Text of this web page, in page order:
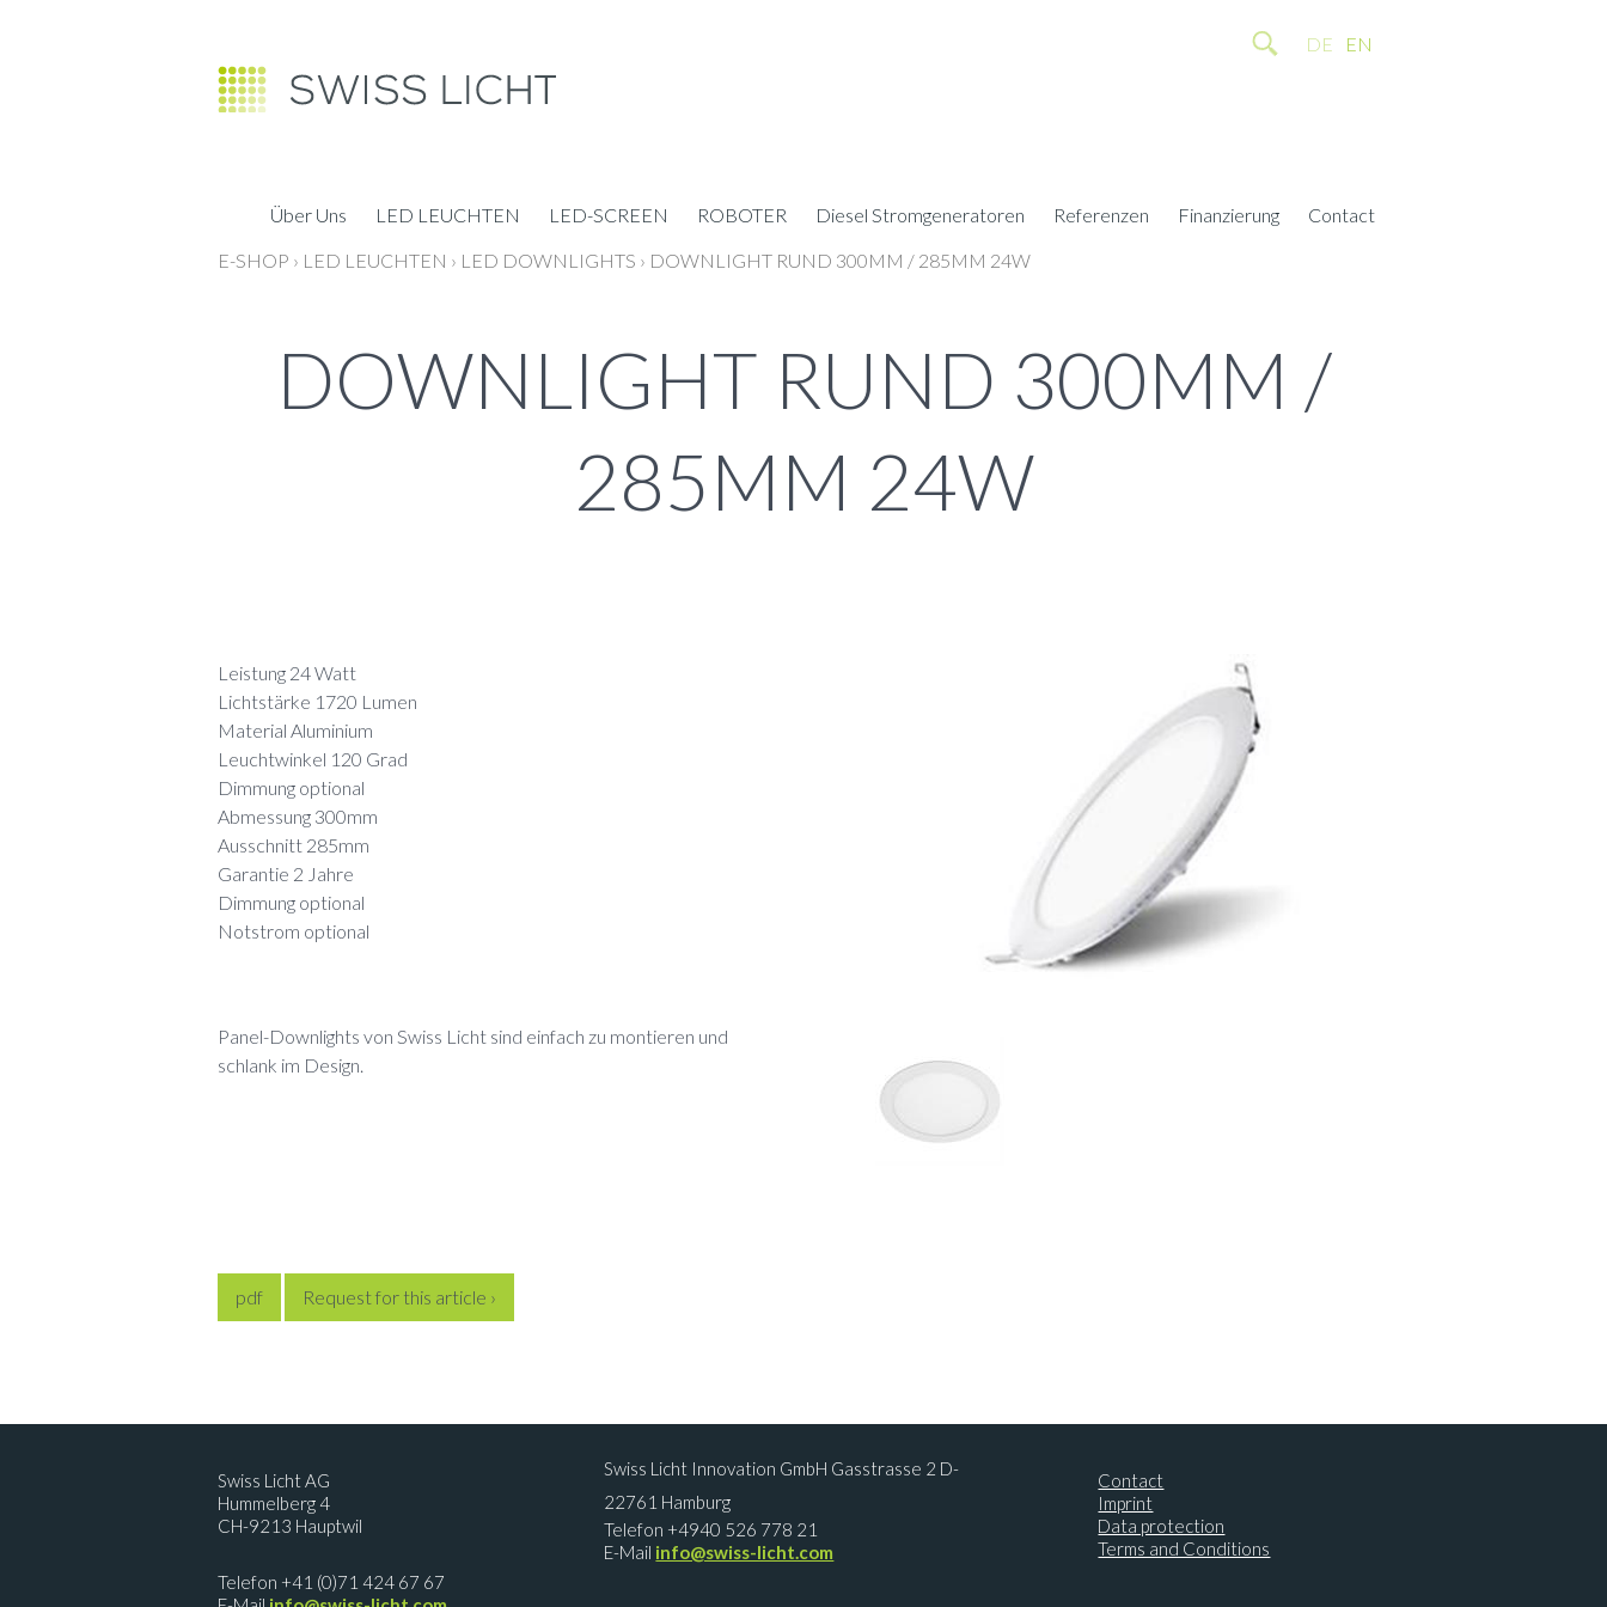
DE EN
Über Uns LED LEUCHTEN LED-SCREEN ROBOTER Diesel Stromgeneratoren Referenzen Finanzierung
Contact
E-SHOP › LED LEUCHTEN › LED DOWNLIGHTS › DOWNLIGHT RUND 300MM / 285MM 24W
DOWNLIGHT RUND 300MM /
285MM 24W
Leistung 24 Watt
Lichtstärke 1720 Lumen
Material Aluminium
Leuchtwinkel 120 Grad
Dimmung optional
Abmessung 300mm
Ausschnitt 285mm
Garantie 2 Jahre
Dimmung optional
Notstrom optional
Panel-Downlights von Swiss Licht sind einfach zu montieren und
schlank im Design.
pdf Request for this article ›
Swiss Licht AG
Hummelberg 4
CH-9213 Hauptwil
Telefon +41 (0)71 424 67 67
Swiss Licht Innovation GmbH Gasstrasse 2 D-
22761 Hamburg
Telefon +4940 526 778 21
E-Mail info@swiss-licht.com
Contact
Imprint
Data protection
Terms and Conditions